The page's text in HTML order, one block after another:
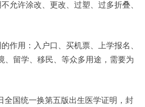
允许涂改、更改、过塑、过多折叠、
作用：入户口、买机票、上学报名、
、留学、移民、等众多用途，需要为
全国统一换第五版出生医学证明，封